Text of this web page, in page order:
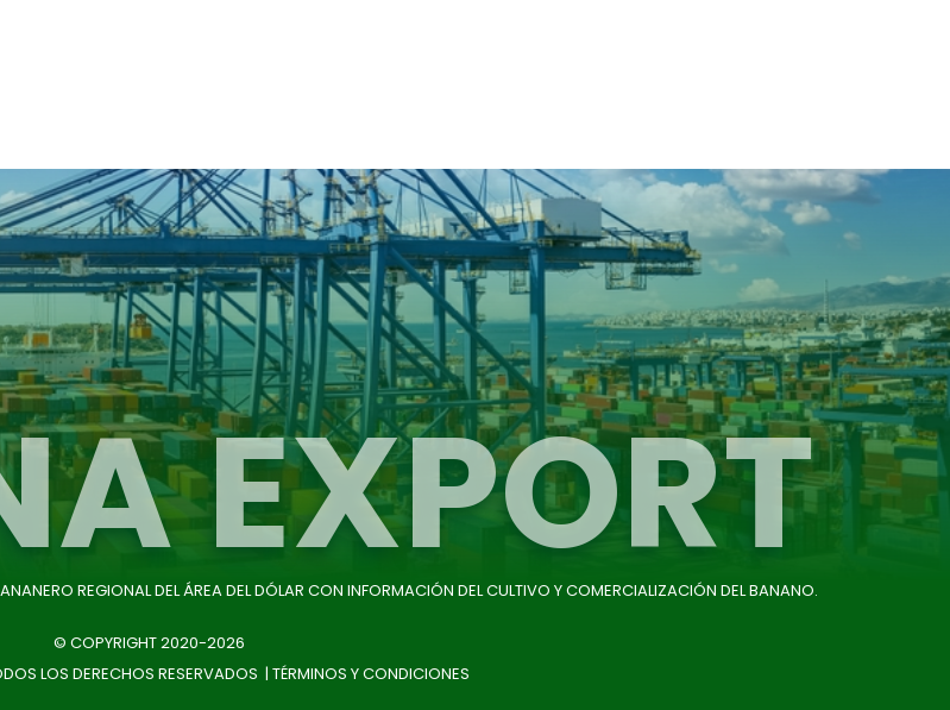
EXPORT
REGIONAL DEL ÁREA DEL DÓLAR CON INFORMACIÓN DEL CULTIVO Y COMERCIALIZACIÓN DEL BANANO.
© COPYRIGHT 2020-2026
LOS DERECHOS RESERVADOS | TÉRMINOS Y CONDICIONES